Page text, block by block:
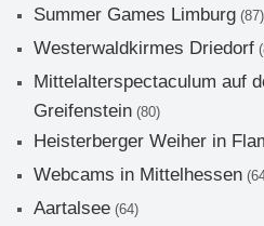
Summer Games Limburg (87)
Westerwaldkirmes Driedorf
Mittelalterspectaculum auf
Greifenstein (80)
Heisterberger Weiher in
Webcams in Mittelhessen
Aartalsee (64)